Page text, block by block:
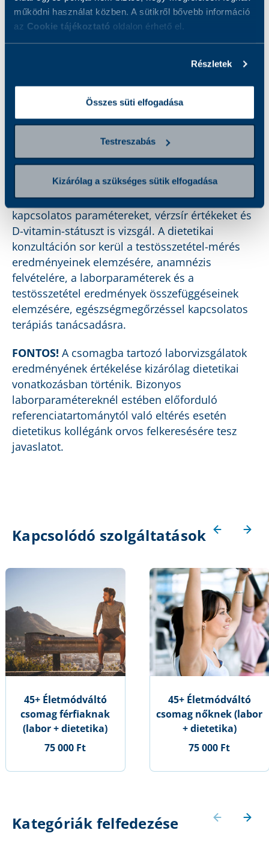
működni használat közben. A sütikről bővebb információ
az Cookie tájékoztató oldalon érhető el.
Részletek
Összes süti elfogadása
Testreszabás
Kizárólag a szükséges sütik elfogadása
alultápláltság mértékéről,információt nyújt a
csontok ásványi anyag tartalmáról, valamint
javaslatot és útmutatást is ad a szükséges
mozgás mennyiségére is. Az Inbody mérés jó
tökéletes eszköze a nyomon követésének is.
ALifestyle csomag (labor + dietetika)
laborvizsgálati része a szervezet általános
alapvető vese- és májfunkciós paramétereket,
éhgyomri glükózt, ásványi anyagokat (nátrium,
kálium, magnézium, foszfát), vasháztartással
kapcsolatos paramétereket, vérzsír értékeket és
D-vitamin-státuszt is vizsgál. A dietetikai
konzultáción sor kerül a testösszetétel-mérés
eredményeinek elemzésére, anamnézis
felvételére, a laborparaméterek és a
testösszetétel eredmények összefüggéseinek
elemzésére, egészségmegőrzéssel kapcsolatos
terápiás tanácsadásra.
FONTOS! A csomagba tartozó laborvizsgálatok
eredményének értékelése kizárólag dietetikai
vonatkozásban történik. Bizonyos
laborparamétereknél estében előforduló
referenciatartománytól való eltérés esetén
dietetikus kollégánk orvos felkeresésére tesz
javaslatot.
Kapcsolódó szolgáltatások
45+ Életmódváltó
csomag férfiaknak
(labor + dietetika)
75 000 Ft
45+ Életmódváltó
csomag nőknek (labor
+ dietetika)
75 000 Ft
Kategóriák felfedezése